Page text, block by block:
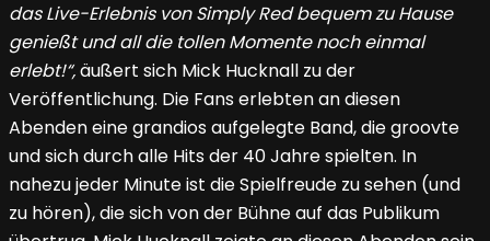
das Live-Erlebnis von Simply Red bequem zu Hause
genießt und all die tollen Momente noch einmal
erlebt!“,äußert sich Mick Hucknall zu der
Veröffentlichung. Die Fans erlebten an diesen
Abenden eine grandios aufgelegte Band, die groovte
und sich durch alle Hits der 40 Jahre spielten. In
nahezu jeder Minute ist die Spielfreude zu sehen (und
zu hören), die sich von der Bühne auf das Publikum